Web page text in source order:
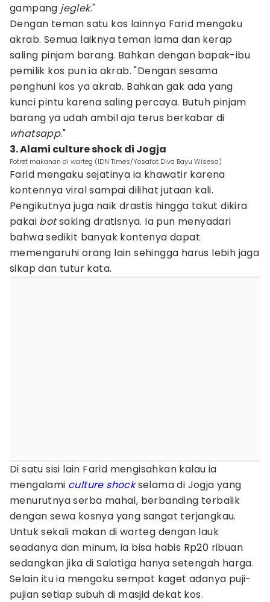
gampang jeglek."
Dengan teman satu kos lainnya Farid mengaku
akrab. Semua laiknya teman lama dan kerap
saling pinjam barang. Bahkan dengan bapak-ibu
pemilik kos pun ia akrab. "Dengan sesama
penghuni kos ya akrab. Bahkan gak ada yang
kunci pintu karena saling percaya. Butuh pinjam
barang ya udah ambil aja terus berkabar di
whatsapp."
3. Alami culture shock di Jogja
Potret makanan di warteg (IDN Times/Yosafat Diva Bayu Wisesa)
Farid mengaku sejatinya ia khawatir karena
kontennya viral sampai dilihat jutaan kali.
Pengikutnya juga naik drastis hingga takut dikira
pakai botsaking dratisnya. Ia pun menyadari
bahwa sedikit banyak kontenya dapat
memengaruhi orang lain sehingga harus lebih jaga
sikap dan tutur kata.
Di satu sisi lain Farid mengisahkan kalau ia
mengalami culture shockselama di Jogja yang
menurutnya serba mahal, berbanding terbalik
dengan sewa kosnya yang sangat terjangkau.
Untuk sekali makan di warteg dengan lauk
seadanya dan minum, ia bisa habis Rp20 ribuan
sedangkan jika di Salatiga hanya setengah harga.
Selain itu ia mengaku sempat kaget adanya puji-
pujian setiap subuh di masjid dekat kos.